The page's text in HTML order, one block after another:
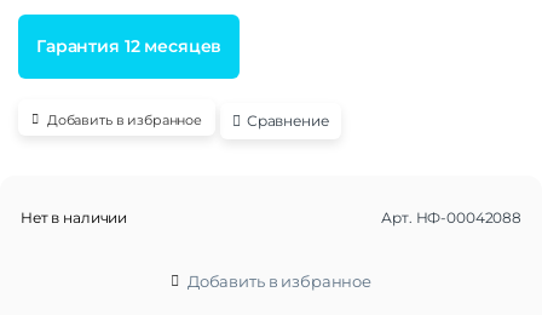
Гарантия 12 месяцев
Добавить в избранное Сравнение
Нет в наличии Арт. НФ-00042088
Добавить в избранное